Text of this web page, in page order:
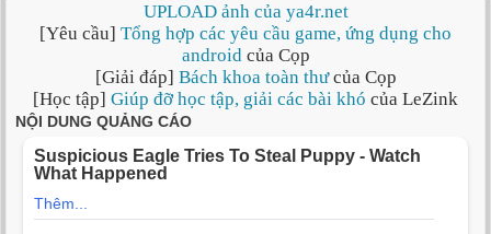
UPLOAD ảnh của ya4r.net
[Yêu cầu] Tổng hợp các yêu cầu game, ứng dụng cho
androidcủa Cọp
[Giải đáp] Bách khoa toàn thưcủa Cọp
[Học tập] Giúp đỡ học tập, giải các bài khó của LeZink